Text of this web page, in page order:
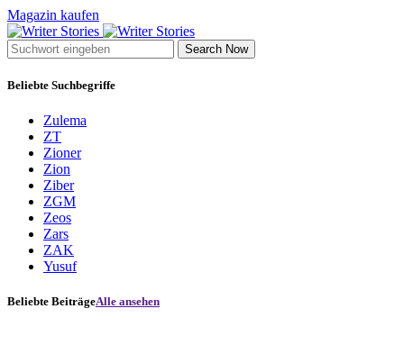
Magazin kaufen
Search Now
Beliebte Suchbegriffe
Zulema
ZT
Zioner
Zion
Ziber
ZGM
Zeos
Zars
ZAK
Yusuf
Beliebte BeiträgeAlle ansehen